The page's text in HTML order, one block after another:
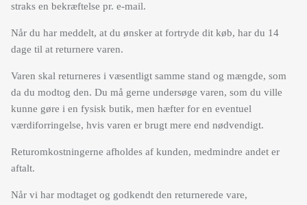
straks en bekræftelse pr. e-mail.
Når du har meddelt, at du ønsker at fortryde dit køb, har du 14
dage til at returnere varen.
Varen skal returneres i væsentligt samme stand og mængde, som
da du modtog den. Du må gerne undersøge varen, som du ville
kunne gøre i en fysisk butik, men hæfter for en eventuel
værdiforringelse, hvis varen er brugt mere end nødvendigt.
Returomkostningerne afholdes af kunden, medmindre andet er
aftalt.
Når vi har modtaget og godkendt den returnerede vare,